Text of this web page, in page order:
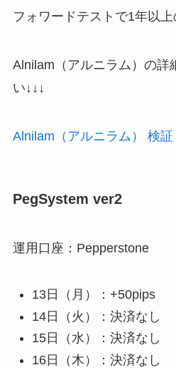
フォワードテストで1年以上
Alnilam（アルニラム）の詳
い↓↓↓
Alnilam（アルニラム） 検
PegSystem ver2
運用口座：Pepperstone
13日（月）：+50pips
14日（火）：決済なし
15日（水）：決済なし
16日（木）：決済なし